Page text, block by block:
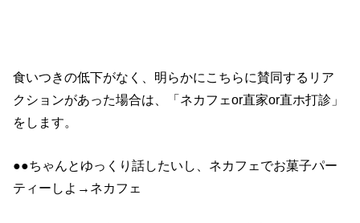
食いつきの低下がなく、明らかにこちらに賛同するリア
クションがあった場合は、「ネカフェor直家or直ホ打診」
をします。
●●ちゃんとゆっくり話したいし、ネカフェでお菓子パー
ティーしよ→ネカフェ